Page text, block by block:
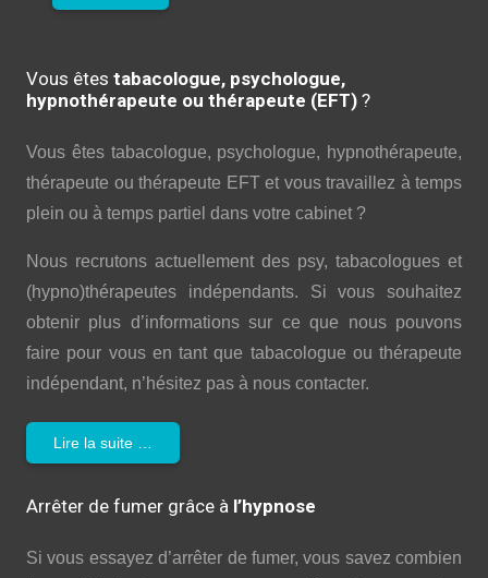
Vous êtes tabacologue, psychologue,
hypnothérapeute ou thérapeute (EFT) ?
Vous êtes tabacologue, psychologue, hypnothérapeute,
thérapeute ou thérapeute EFT et vous travaillez à temps
plein ou à temps partiel dans votre cabinet ?
Nous recrutons actuellement des psy, tabacologues et
(hypno)thérapeutes indépendants. Si vous souhaitez
obtenir plus d’informations sur ce que nous pouvons
faire pour vous en tant que tabacologue ou thérapeute
indépendant, n’hésitez pas à nous contacter.
Lire la suite …
Arrêter de fumer grâce à l’hypnose
Si vous essayez d’arrêter de fumer, vous savez combien